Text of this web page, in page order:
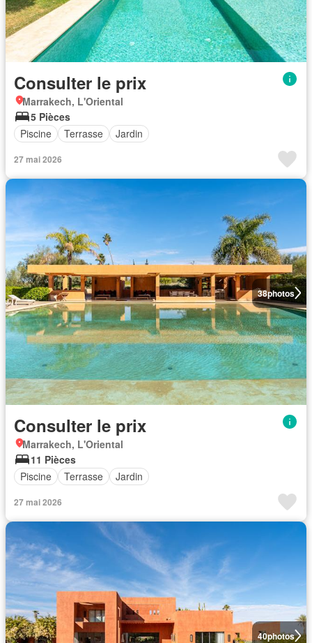
Consulter le prix
Marrakech, L'Oriental
5 Pièces
Piscine
Terrasse Jardin
27 mai 2026
38photos
Consulter le prix
Marrakech, L'Oriental
11 Pièces
Piscine
Terrasse Jardin
27 mai 2026
40photos